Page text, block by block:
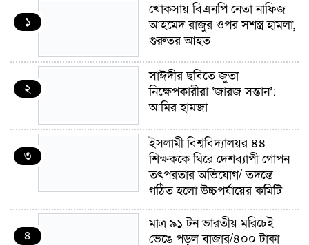
১
খোকসায় বিএনপি নেতা নাফিজ
আহমেদ রাজুর ওপর সশস্ত্র হামলা,
গুরুতর আহত
২
সাঈদীর ছবিতে জুতা
নিক্ষেপকারীরা ‘জারজ সন্তান’:
আমির হামজা
৩
ইসলামী বিশ্ববিদ্যালয়র ৪৪
শিক্ষককে ঘিরে দেশব্যাপী গোপন
তৎপরতার অভিযোগ/ তদন্তে
গঠিত হলো উচ্চপর্যায়ের কমিটি
৪
মাত্র ৯১ টন ভারতীয় মরিচেই
ভেঙে পড়ল বাজার/৪০০ টাকা